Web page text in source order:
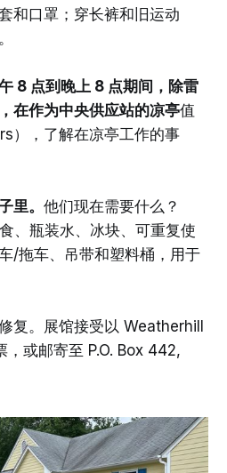
和口罩；穿长裤和旧运动
8 点到晚上 8 点期间，除雷
在作为中央供应站的凉亭值
），了解在凉亭工作的事
里。 他们现在需要什么？
、瓶装水、冰块、可重复使
/拖车、吊带和塑料桶，用于
复。展馆接受以 Weatherhill
，或邮寄至 P.O. Box 442,